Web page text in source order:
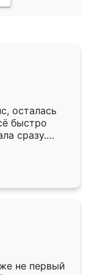
осталась
быстро
сразу.
к
Собрали
даже
не первый